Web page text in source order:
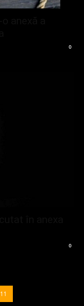
0
0
11